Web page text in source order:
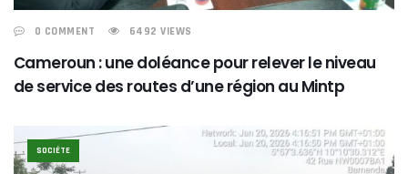
0 COMMENT 6492 VIEWS
Cameroun : une doléance pour relever le niveau
de service des routes d’une région au Mintp
SOCIÉTE